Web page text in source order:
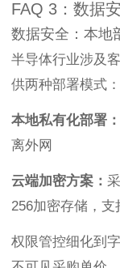
FAQ 3：数据
数据安全：本地
半导体行业涉及
供两种部署模式：
本地私有化部署：
离外网
云端加密方案：
256加密存储，
权限管控细化到